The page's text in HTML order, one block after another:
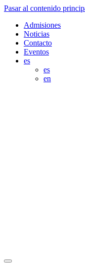
Pasar al contenido
Admisiones
Noticias
Contacto
Eventos
es
es
en